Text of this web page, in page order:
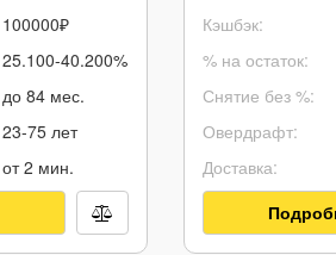
100000₽
25.100-40.200%
до 84 мес.
23-75 лет
от 2 мин.
Кэшбэк:
% на остаток:
Снятие без %:
Овердрафт:
Доставка: